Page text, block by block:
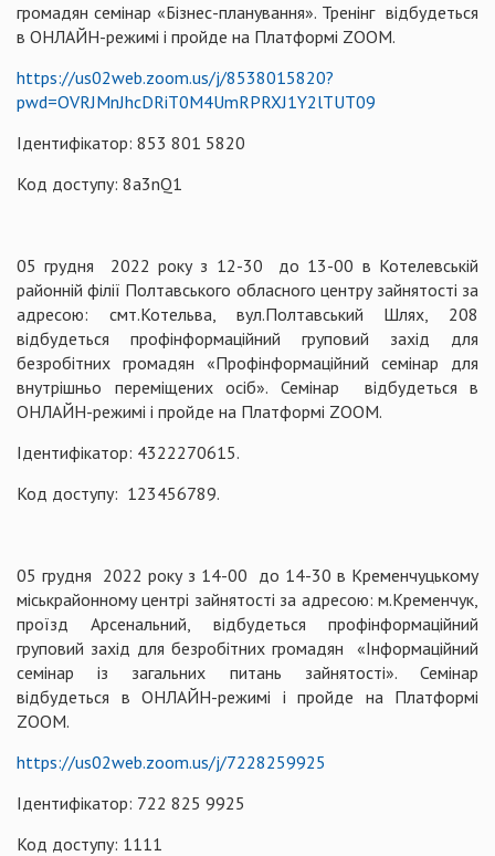
громадян семінар «Бізнес-планування». Тренінг відбудеться
в ОНЛАЙН-режимі і пройде на Платформі ZOOM.
https://us02web.zoom.us/j/8538015820?
pwd=OVRJMnJhcDRiT0M4UmRPRXJ1Y2lTUT09
Ідентифікатор: 853 801 5820
Код доступу: 8a3nQ1
05 грудня 2022 року з 12-30 до 13-00 в Котелевській
районній філії Полтавського обласного центру зайнятості за
адресою: смт.Котельва, вул.Полтавський Шлях, 208
відбудеться профінформаційний груповий захід для
безробітних громадян «Профінформаційний семінар для
внутрішньо переміщених осіб». Семінар відбудеться в
ОНЛАЙН-режимі і пройде на Платформі ZOOM.
Ідентифікатор: 4322270615.
Код доступу: 123456789.
05 грудня 2022 року з 14-00 до 14-30 в Кременчуцькому
міськрайонному центрі зайнятості за адресою: м.Кременчук,
проїзд Арсенальний, відбудеться профінформаційний
груповий захід для безробітних громадян «Інформаційний
семінар із загальних питань зайнятості». Семінар
відбудеться в ОНЛАЙН-режимі і пройде на Платформі
ZOOM.
https://us02web.zoom.us/j/7228259925
Ідентифікатор: 722 825 9925
Код доступу: 1111